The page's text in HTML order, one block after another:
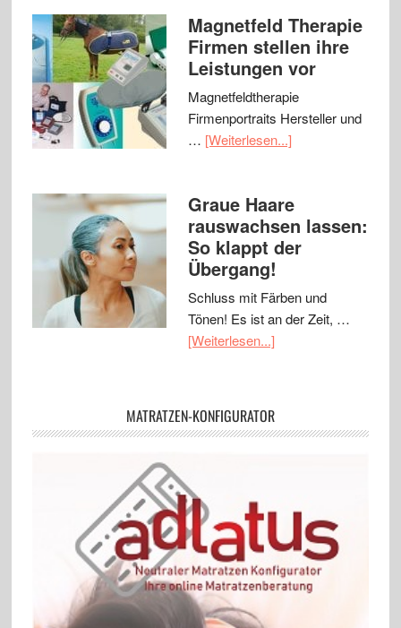
Magnetfeld Therapie
Firmen stellen ihre
Leistungen vor
Magnetfeldtherapie
Firmenportraits Hersteller und
… [Weiterlesen...]
Graue Haare
rauswachsen lassen:
So klappt der
Übergang!
Schluss mit Färben und
Tönen! Es ist an der Zeit, …
[Weiterlesen...]
MATRATZEN-KONFIGURATOR